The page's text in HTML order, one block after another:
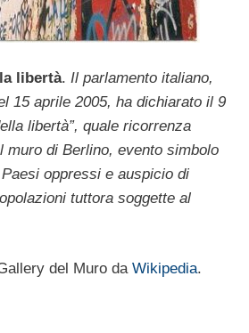
libertà. Il parlamento italiano,
15 aprile 2005, ha dichiarato il 9
libertà”, quale ricorrenza
muro di Berlino, evento simbolo
oppressi e auspicio di
tuttora soggette al
del Muro da Wikipedia.